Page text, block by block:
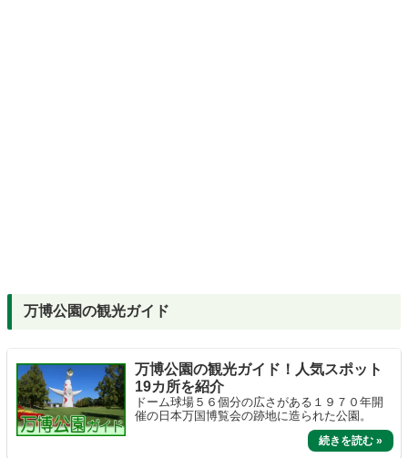
万博公園の観光ガイド
万博公園の観光ガイド！人気スポット
19カ所を紹介
ドーム球場５６個分の広さがある１９７０年開
催の日本万国博覧会の跡地に造られた公園。